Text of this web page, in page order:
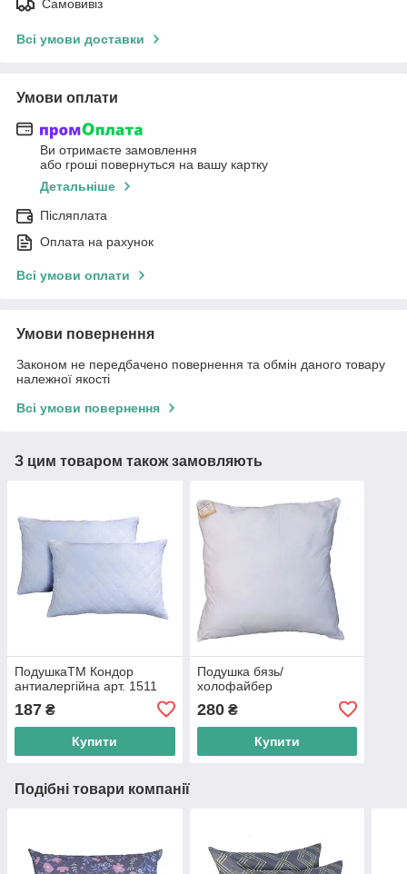
Самовивіз
Всі умови доставки
Умови оплати
Ви отримаєте замовлення
або гроші повернуться на вашу картку
Детальніше
Післяплата
Оплата на рахунок
Всі умови оплати
Умови повернення
Законом не передбачено повернення та обмін даного товару
належної якості
Всі умови повернення
З цим товаром також замовляють
ПодушкаТМ Кондор
антиалергійна арт. 1511
187 ₴
Купити
Подушка бязь/
холофайбер
280₴
Купити
Подібні товари компанії